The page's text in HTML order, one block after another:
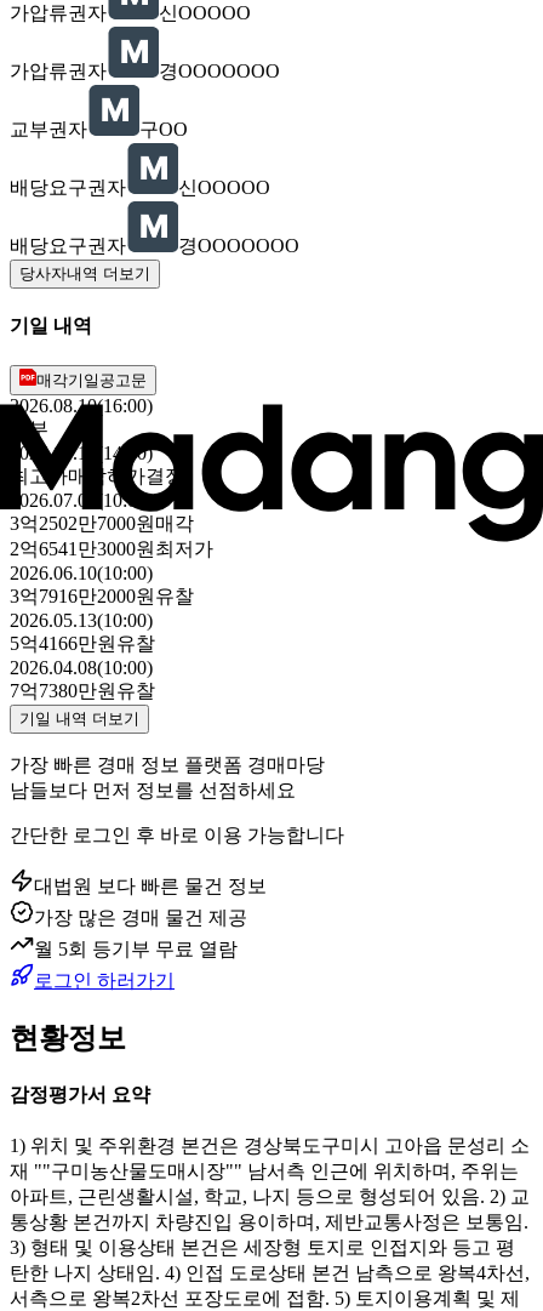
가압류권자 신OOOOO
가압류권자 경OOOOOOO
교부권자 구OO
배당요구권자 신OOOOO
배당요구권자 경OOOOOOO
당사자내역 더보기
기일 내역
매각기일공고문
2026.08.10(16:00)
납부
2026.07.15(14:00)
최고가매각허가결정
2026.07.08(10:00)
3억2502만7000원 매각
2억6541만3000원 최저가
2026.06.10(10:00)
3억7916만2000원 유찰
2026.05.13(10:00)
5억4166만원 유찰
2026.04.08(10:00)
7억7380만원 유찰
기일 내역 더보기
가장 빠른 경매 정보 플랫폼 경매마당
남들보다 먼저 정보를 선점하세요
간단한 로그인 후 바로 이용 가능합니다
대법원 보다 빠른 물건 정보
가장 많은 경매 물건 제공
월 5회 등기부 무료 열람
로그인 하러가기
현황정보
감정평가서 요약
1) 위치 및 주위환경 본건은 경상북도구미시 고아읍 문성리 소
재 ""구미농산물도매시장"" 남서측 인근에 위치하며, 주위는
아파트, 근린생활시설, 학교, 나지 등으로 형성되어 있음. 2) 교
통상황 본건까지 차량진입 용이하며, 제반교통사정은 보통임.
3) 형태 및 이용상태 본건은 세장형 토지로 인접지와 등고 평
탄한 나지 상태임. 4) 인접 도로상태 본건 남측으로 왕복4차선,
서측으로 왕복2차선 포장도로에 접함. 5) 토지이용계획 및 제